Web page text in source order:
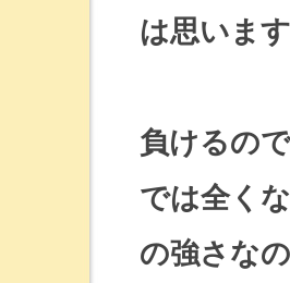
は思いま
負けるの
では全く
の強さな